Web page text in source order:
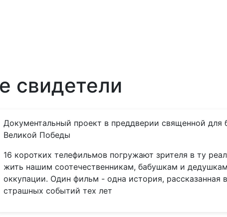
свидетели
Документальный проект в преддверии священной для
Великой Победы
16 коротких телефильмов погружают зрителя в ту
жить нашим соотечественникам, бабушкам и
оккупации. Один фильм - одна история,
страшных событий тех лет